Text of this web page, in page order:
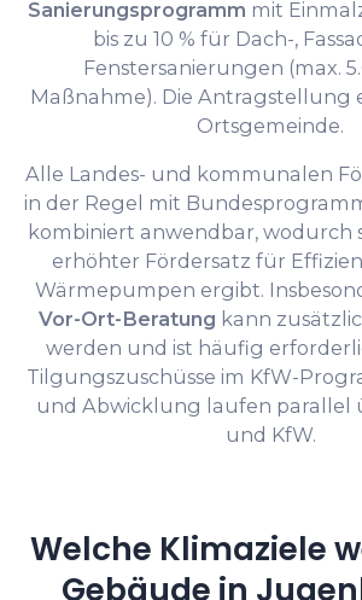
Sanierungsprogramm mit
bis zu 10 % für Dach-,
Fenstersanierungen (max.
Maßnahme). Die Antragstellung
Ortsgemeinde.
Alle Landes- und kommunalen
in der Regel mit
kombiniert anwendbar, wodurch
erhöhter Fördersatz für
Wärmepumpen ergibt.
Vor-Ort-Beratung kann
werden und ist häufig
Tilgungszuschüsse im KfW-
und Abwicklung laufen parallel
und KfW.
Welche Klimaziele
Gebäude in